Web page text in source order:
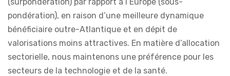
pondération), en raison d’une meilleure dynamique
bénéficiaire outre-Atlantique et en dépit de
valorisations moins attractives. En matière d’allocation
sectorielle, nous maintenons une préférence pour les
secteurs de la technologie et de la santé.